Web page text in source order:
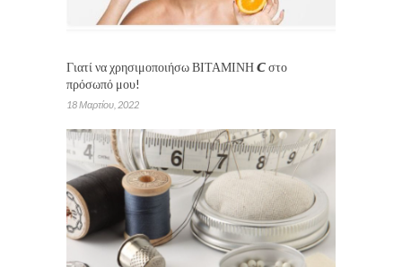
Γιατί να χρησιμοποιήσω ΒΙΤΑΜΙΝΗ 𝘾 στο
πρόσωπό μου!
18 Μαρτίου, 2022